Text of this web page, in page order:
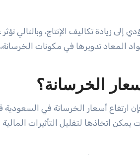
زيادة تكاليف الإنتاج، وبالتالي تؤثر
المعاد تدويرها في مكونات الخرسانة،
الخرسانة؟
ارتفاع أسعار الخرسانة في السعودية
اتخاذها لتقليل التأثيرات المالية